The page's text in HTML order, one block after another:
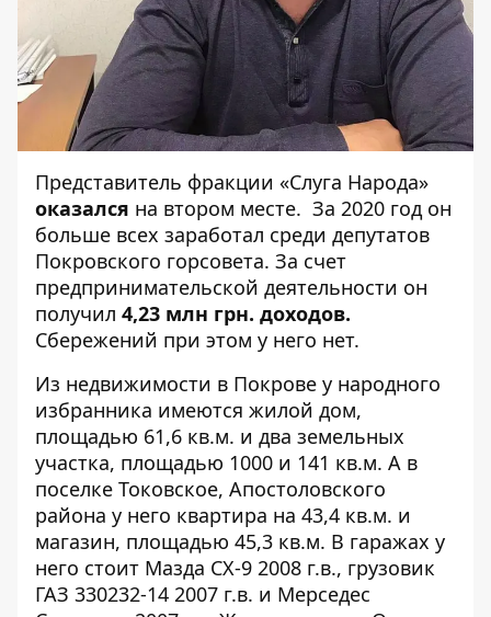
Представитель фракции «Слуга Народа»
оказался на втором месте. За 2020 год он
больше всех заработал среди депутатов
Покровского горсовета. За счет
предпринимательской деятельности он
получил 4,23 млн грн. доходов.
Сбережений при этом у него нет.
Из недвижимости в Покрове у народного
избранника имеются жилой дом,
площадью 61,6 кв.м. и два земельных
участка, площадью 1000 и 141 кв.м. А в
поселке Токовское, Апостоловского
района у него квартира на 43,4 кв.м. и
магазин, площадью 45,3 кв.м. В гаражах у
него стоит Мазда СХ-9 2008 г.в., грузовик
ГАЗ 330232-14 2007 г.в. и Мерседес